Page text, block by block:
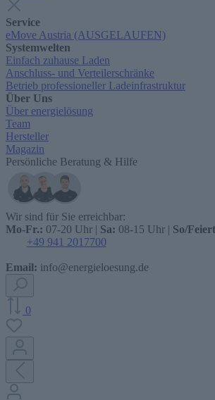
Service
eMove Austria (AUSGELAUFEN)
Systemwelten
Einfach zuhause Laden
Anschluss- und Verteilerschränke
Betrieb professioneller Ladeinfrastruktur
Über Uns
Über energielösung
Team
Hersteller
Magazin
Persönliche Beratung & Hilfe
Wir sind für Sie erreichbar:
Mo-Fr.: 07-20 Uhr | Sa: 08-15 Uhr | So/
+49 941 2017700
Email: info@energieloesung.de
0